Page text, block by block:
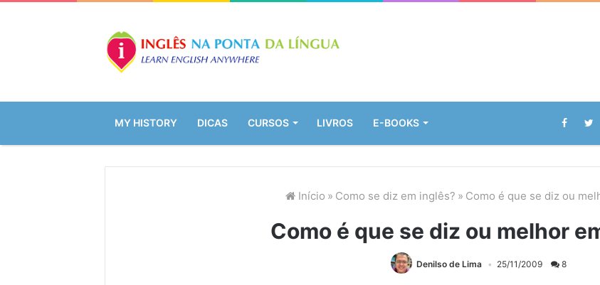
MY HISTORY DICAS CURSOS LIVROS E-BOOKS
Início » Como se diz em inglês? » Como é que se diz ou
Como é que se diz ou melhor
Denilso de Lima 25/11/2009 8